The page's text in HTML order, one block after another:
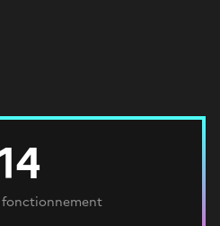
fonctionnement